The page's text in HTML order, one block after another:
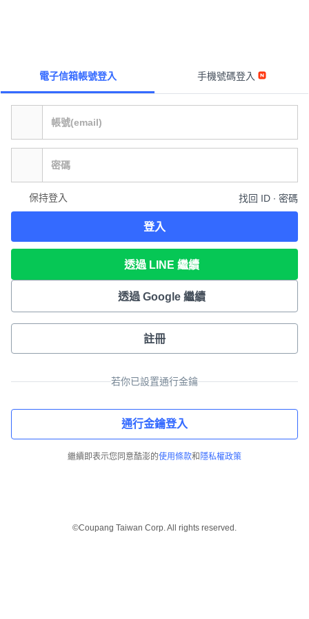
電子信箱帳號登入 手機號碼登入
保持登入 找回 ID ∙ 密碼
登入
透過 LINE 繼續
透過 Google 繼續
註冊
若你已設置通行金鑰
通行金鑰登入
繼續即表示您同意酷澎的使用條款和 隱私權政策
©Coupang Taiwan Corp. All rights reserved.